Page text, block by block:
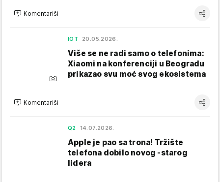
Komentariši
IOT 20.05.2026.
Više se ne radi samo o telefonima:
Xiaomi na konferenciji u Beogradu
prikazao svu moć svog ekosistema
Komentariši
Q2 14.07.2026.
Apple je pao sa trona! Tržište
telefona dobilo novog -starog
lidera